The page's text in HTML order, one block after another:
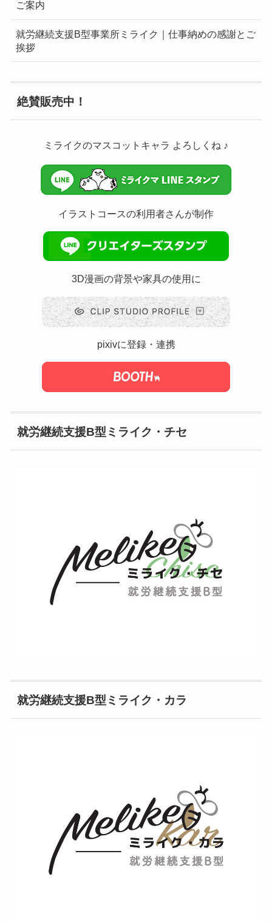
ご案内
就労継続支援B型事業所ミライク｜仕事納めの感謝とご
挨拶
絶賛販売中！
ミライクのマスコットキャラ よろしくね ♪
イラストコースの利用者さんが制作
3D漫画の背景や家具の使用に
pixivに登録・連携
就労継続支援B型ミライク・チセ
就労継続支援B型ミライク・カラ